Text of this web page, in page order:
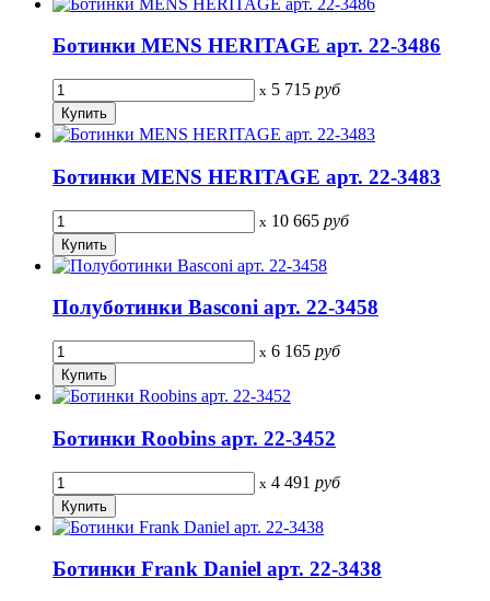
Ботинки MENS HERITAGE арт. 22-3486
x 5 715 руб
Ботинки MENS HERITAGE арт. 22-3483
x 10 665 руб
Полуботинки Basconi арт. 22-3458
x 6 165 руб
Ботинки Roobins арт. 22-3452
x 4 491 руб
Ботинки Frank Daniel арт. 22-3438